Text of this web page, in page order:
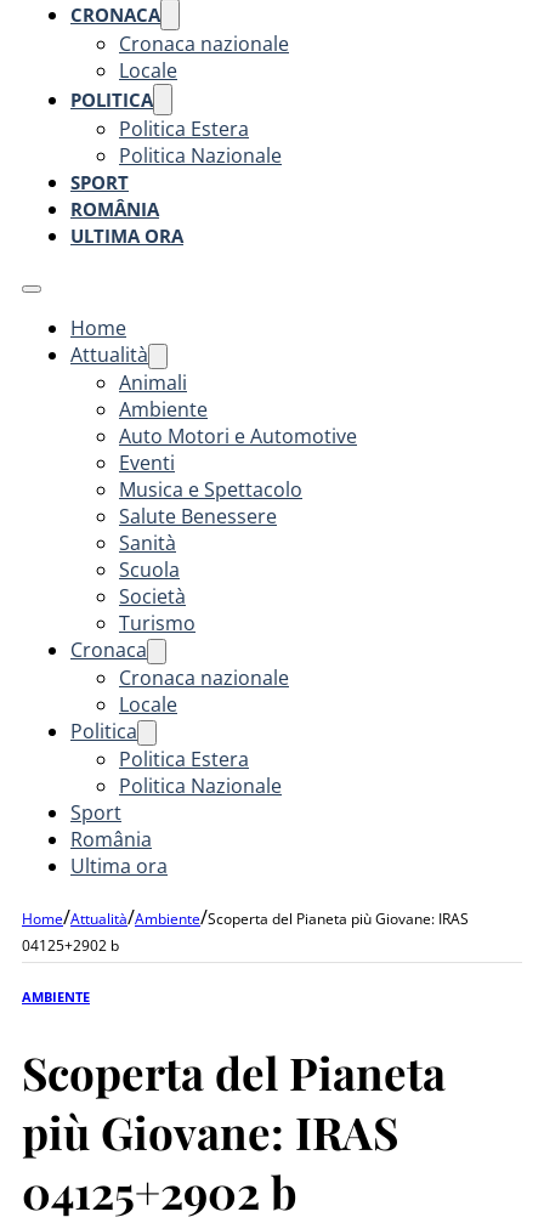
CRONACA
Cronaca nazionale
Locale
POLITICA
Politica Estera
Politica Nazionale
SPORT
ROMÂNIA
ULTIMA ORA
Home
Attualità
Animali
Ambiente
Auto Motori e Automotive
Eventi
Musica e Spettacolo
Salute Benessere
Sanità
Scuola
Società
Turismo
Cronaca
Cronaca nazionale
Locale
Politica
Politica Estera
Politica Nazionale
Sport
România
Ultima ora
Home/Attualità/Ambiente/Scoperta del Pianeta più Giovane: IRAS
04125+2902 b
AMBIENTE
Scoperta del Pianeta
più Giovane: IRAS
04125+2902 b